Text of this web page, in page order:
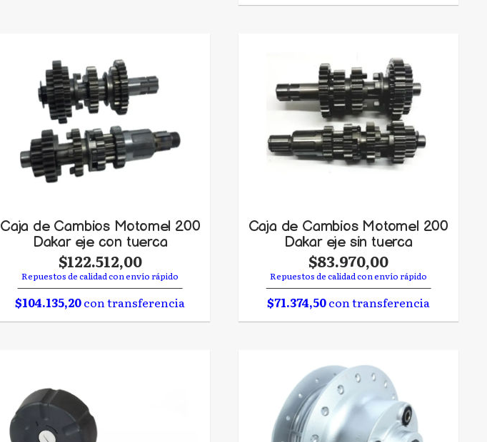
Caja de Cambios Motomel 200
Dakar eje con tuerca
$122.512,00
Repuestos de calidad con envío rápido
$104.135,20con transferencia
Caja de Cambios Motomel 200
Dakar eje sin tuerca
$83.970,00
Repuestos de calidad con envío rápido
$71.374,50con transferencia